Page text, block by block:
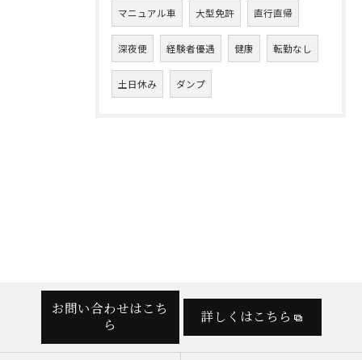
マニュアル車 大型免許 直行直帰
深夜便 経験者優遇 健康 転勤なし
土日休み ダンプ
お問い合わせはこち
ら
詳しくはこちら